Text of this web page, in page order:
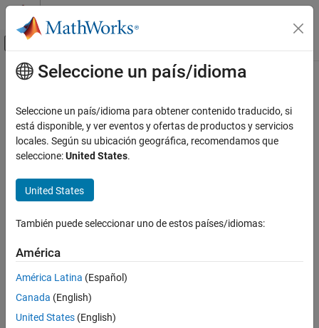
Saltar al contenido
Mostrar/ocultar menú de navegación
Inicio de Documentación
Contenido principal
How useful was this information?
Seleccione un país/idioma
Seleccione un país/idioma para obtener contenido traducido, si
está disponible, y ver eventos y ofertas de productos y servicios
locales. Según su ubicación geográfica, recomendamos que
seleccione:United States.
United States
También puede seleccionar uno de estos países/idiomas:
América
América Latina (Español)
Canada (English)
United States (English)